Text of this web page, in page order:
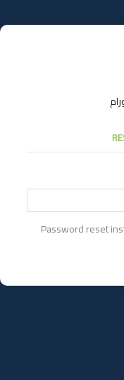
Password reset